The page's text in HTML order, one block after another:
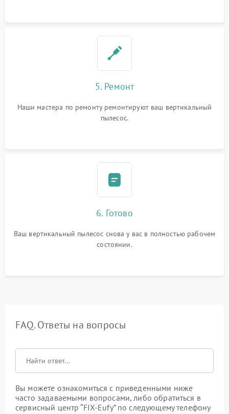
5. Ремонт
Наши мастера по ремонту ремонтируют ваш вертикальный
пылесос.
6. Готово
Ваш вертикальный пылесос снова у вас в полностью рабочем
состоянии.
FAQ. Ответы на вопросы
Вы можете ознакомиться с приведенными ниже
часто задаваемыми вопросами, либо обратиться в
сервисный центр “FIX-Eufy” по следующему телефону